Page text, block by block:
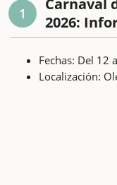
1
2026:
Fechas: Del 12
Localización: